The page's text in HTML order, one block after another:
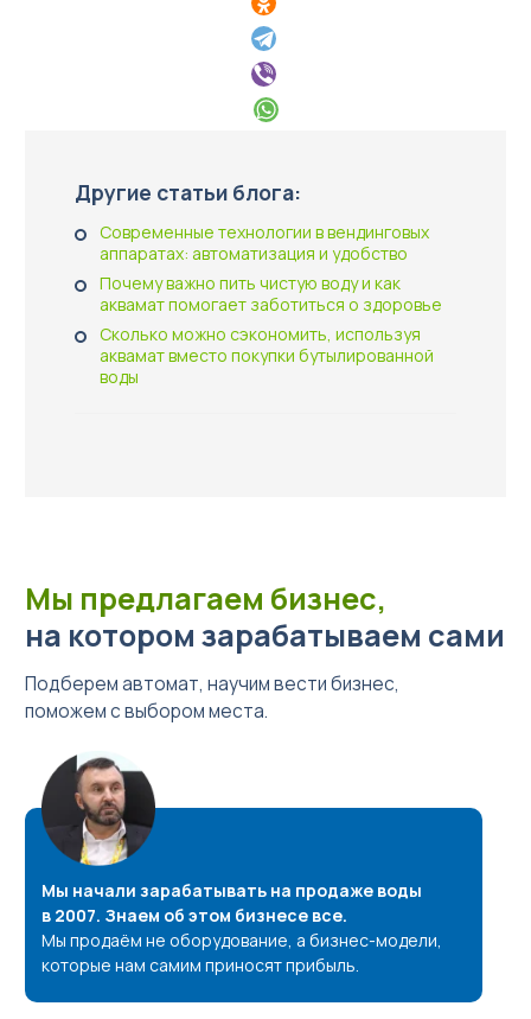
Другие статьи блога:
Современные технологии в вендинговых
аппаратах: автоматизация и удобство
Почему важно пить чистую воду и как
аквамат помогает заботиться о здоровье
Сколько можно сэкономить, используя
аквамат вместо покупки бутылированной
воды
Мы предлагаем бизнес,
на котором зарабатываем сами
Подберем автомат, научим вести бизнес,
поможем с выбором места.
Мы начали зарабатывать на продаже воды
в 2007. Знаем об этом бизнесе все.
Мы продаём не оборудование, а бизнес-модели,
которые нам самим приносят прибыль.